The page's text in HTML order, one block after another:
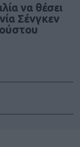
να θέσει
Σένγκεν